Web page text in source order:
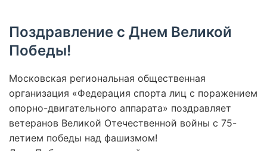
Поздравление с Днем Великой
Победы!
Московская региональная общественная
организация «Федерация спорта лиц с поражением
опорно-двигательного аппарата» поздравляет
ветеранов Великой Отечественной войны с 75-
летием победы над фашизмом!